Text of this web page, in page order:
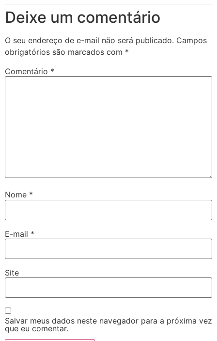
Deixe um comentário
O seu endereço de e-mail não será publicado. Campos
obrigatórios são marcados com *
Comentário *
Nome *
E-mail *
Site
Salvar meus dados neste navegador para a próxima vez
que eu comentar.